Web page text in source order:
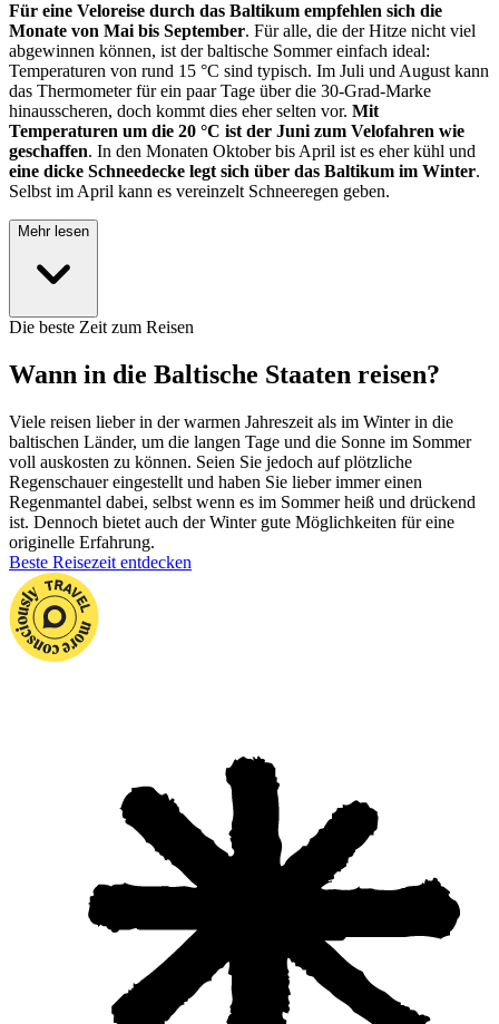
Für eine Veloreise durch das Baltikum empfehlen sich die
Monate von Mai bis September. Für alle, die der Hitze nicht viel
abgewinnen können, ist der baltische Sommer einfach ideal:
Temperaturen von rund 15 °C sind typisch. Im Juli und August kann
das Thermometer für ein paar Tage über die 30-Grad-Marke
hinausscheren, doch kommt dies eher selten vor. Mit
Temperaturen um die 20 °C ist der Juni zum Velofahren wie
geschaffen. In den Monaten Oktober bis April ist es eher kühl und
eine dicke Schneedecke legt sich über das Baltikum im Winter.
Selbst im April kann es vereinzelt Schneeregen geben.
Mehr lesen
Die beste Zeit zum Reisen
Wann in die Baltische Staaten reisen?
Viele reisen lieber in der warmen Jahreszeit als im Winter in die
baltischen Länder, um die langen Tage und die Sonne im Sommer
voll auskosten zu können. Seien Sie jedoch auf plötzliche
Regenschauer eingestellt und haben Sie lieber immer einen
Regenmantel dabei, selbst wenn es im Sommer heiß und drückend
ist. Dennoch bietet auch der Winter gute Möglichkeiten für eine
originelle Erfahrung.
Beste Reisezeit entdecken